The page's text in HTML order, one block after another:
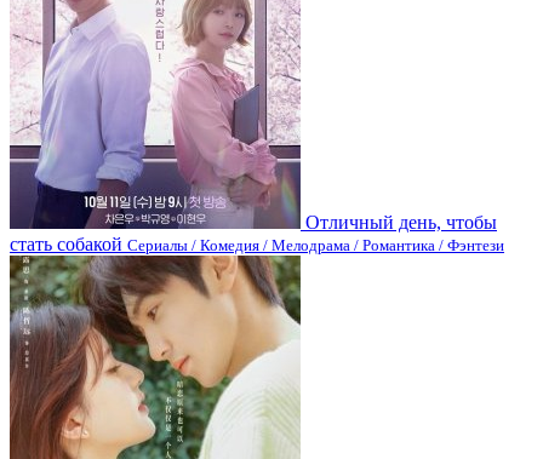
Отличный день, чтобы
стать собакой Сериалы / Комедия / Мелодрама / Романтика / Фэнтези